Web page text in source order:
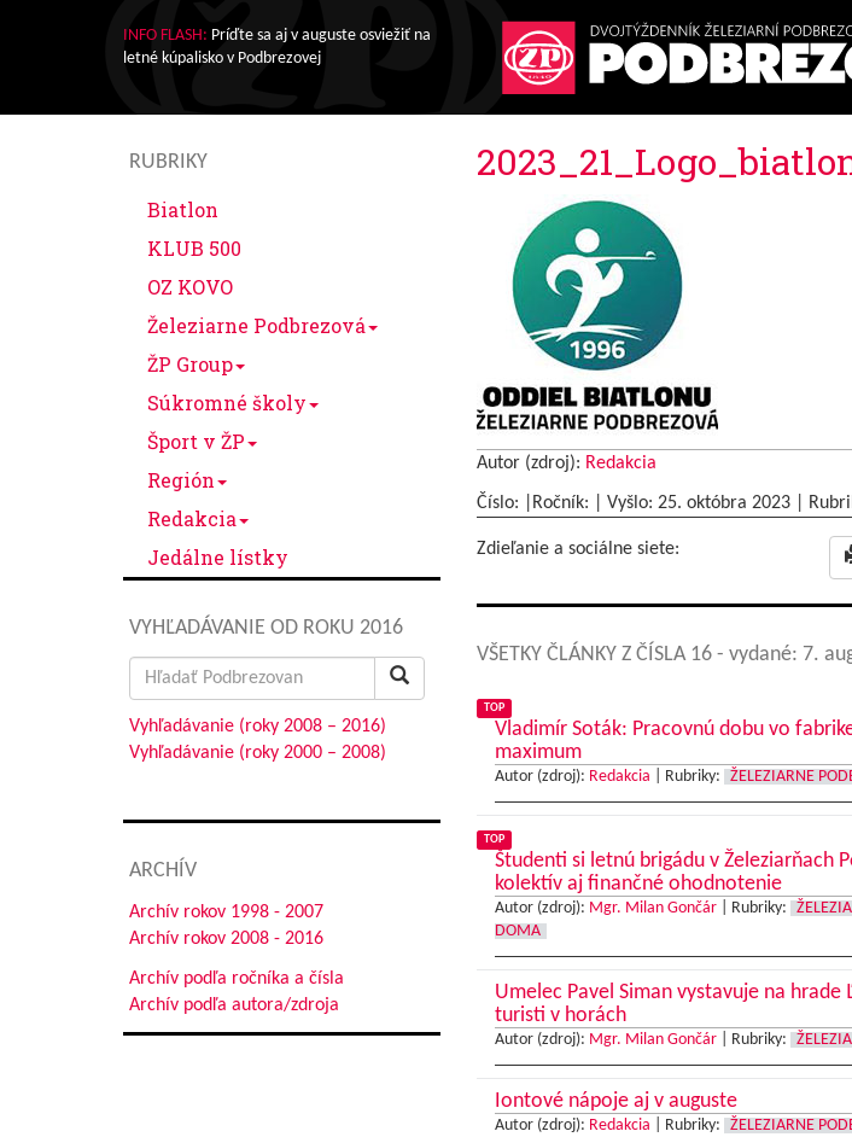
INFO FLASH: Príďte sa aj v auguste osviežiť na
letné kúpalisko v Podbrezovej
RUBRIKY
Biatlon
KLUB 500
OZ KOVO
Železiarne Podbrezová
ŽP Group
Súkromné školy
Šport v ŽP
Región
Redakcia
Jedálne lístky
VYHĽADÁVANIE OD ROKU 2016
Search
for:
Vyhľadávanie (roky 2008 – 2016)
Vyhľadávanie (roky 2000 – 2008)
ARCHÍV
Archív rokov 1998 - 2007
Archív rokov 2008 - 2016
Archív podľa ročníka a čísla
Archív podľa autora/zdroja
Autor (zdroj): Redakcia
Číslo: |Ročník: | Vyšlo: 25. októbra 2023|
Zdieľanie a sociálne siete:
VŠETKY ČLÁNKY Z ČÍSLA 16 - vydané: 7.
TOP
Vladimír Soták: Pracovnú dobu vo
maximum
Autor (zdroj): Redakcia Rubriky: ŽELEZIARNE
TOP
Študenti si letnú brigádu v Železiarňach
kolektív aj finančné ohodnotenie
Autor (zdroj): Mgr. Milan Gončár| Rubriky:
DOMA
Umelec Pavel Siman vystavuje na
turisti v horách
Autor (zdroj): Mgr. Milan Gončár| Rubriky:
Iontové nápoje aj v auguste
Autor (zdroj): Redakcia Rubriky: ŽELEZIARNE